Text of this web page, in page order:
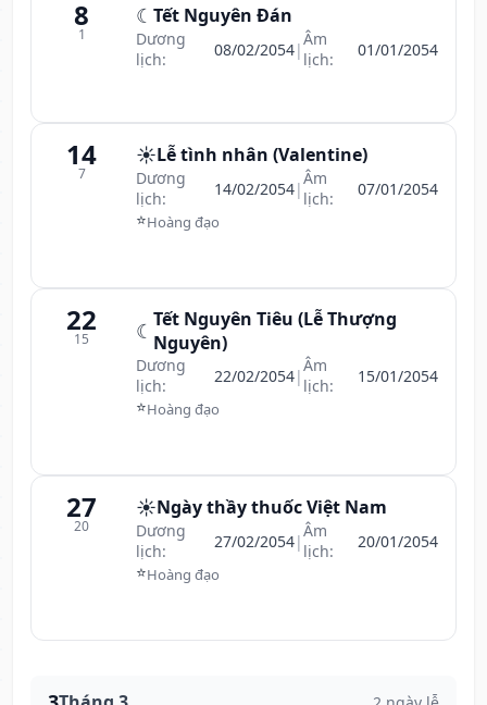
8
1
☾ Tết Nguyên Đán
Dương
lịch:
08/02/2054|Âm
lịch:
01/01/2054
14
7
☀️Lễ tình nhân (Valentine)
Dương
lịch:
14/02/2054|Âm
lịch:
07/01/2054
⭐Hoàng đạo
22
15 ☾ Tết Nguyên Tiêu (Lễ Thượng
Nguyên)
Dương
lịch:
22/02/2054|Âm
lịch:
15/01/2054
⭐Hoàng đạo
27
20
☀️Ngày thầy thuốc Việt Nam
Dương
lịch:
27/02/2054|Âm
lịch:
20/01/2054
⭐Hoàng đạo